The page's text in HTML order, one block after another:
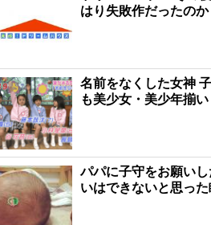
はり失敗作だったのか
名前をなくした女神
も美少女・美少年揃い
パパに子守をお願い
いはできないと思っ